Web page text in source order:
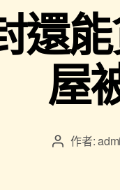
還
屋
作者: